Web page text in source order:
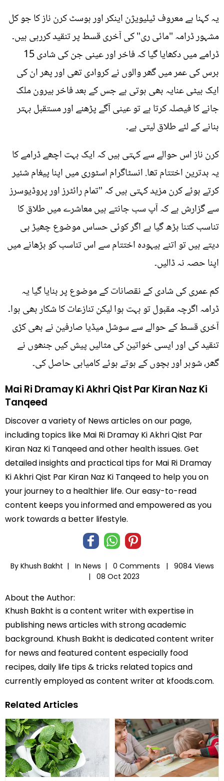
یہ کہنا ہے معروف ٹیلیویژن اینکر اور ہوسٹ کرن ناز کا جو کل
مشہور ڈرامہ "مائی ری" کی آخری قسط پر تنقید کررہی ہیں۔
ڈرامے میں دکھایا گیا کہ فاخر اور عینی جن کی شادی 15
برس کی عمر میں گھر والوں نے کروادی تھی اور پھر ان کی
ایک بیٹی عنایہ بھی ہوتی ہے جس کے بعد فاخر بیرون ملک
جانے کا فیصلہ کرتا ہے تو عینی آگے پڑھنے اور مستقبل بہتر
بنانے کے لئے طلاق لیتی ہے۔
کرن ناز اس حوالے سے کہتی ہیں کہ ایک بہت اچھے ڈرامے کا
یہ بدترین اختتام تھا. انسٹاگرام اسٹوری میں اپنا پیغام شئیر
کرتے ہوئے کرن مزید کہتی ہیں کہ "تمام رائٹرز اور پروڈیوسرز
سے گزارش ہے کہ آپ سب جانتے ہیں معاشرے میں طلاق کا
تناسب کتنا بڑھ گیا ہے اگر کوئی حساس موضوع چھیڑ ہی
دیتے ہیں تو اتنے بیہودہ اختتام سے اس تناسب کو بڑھانے میں
اپنا حصہ نہ ڈالیں۔
کم عمری کی شادی کے نقصانات کے موضوع پر بنایا گیا یہ
ڈرامہ اگرچہ مقبول تو بہت ہوا لیکن تنازعات کا شکار بھی ہوا۔
آخری قسط کے حوالے سے سوشل میڈیا صارفین نے بھی کڑی
تنقید کی اور ایسی خواتین کی مثالیں پیش کیں جنھوں نے
گھر، شوہر اور بچوں کے ہوتے ہوئے کامیابی حاصل کی۔
Mai Ri Dramay Ki Akhri Qist Par Kiran Naz Ki
Tanqeed
Discover a variety of News articles on our page,
including topics like Mai Ri Dramay Ki Akhri Qist Par
Kiran Naz Ki Tanqeed and other health issues. Get
detailed insights and practical tips for Mai Ri Dramay
Ki Akhri Qist Par Kiran Naz Ki Tanqeed to help you on
your journey to a healthier life. Our easy-to-read
content keeps you informed and empowered as you
work towards a better lifestyle.
By Khush Bakht | In News | 0 Comments |
9084 Views
|
08 Oct 2023
About the Author:
Khush Bakht is a content writer with expertise in
publishing news articles with strong academic
background. Khush Bakht is dedicated content writer
for news and featured content especially food
recipes, daily life tips & tricks related topics and
currently employed as content writer at kfoods.com.
Related Articles